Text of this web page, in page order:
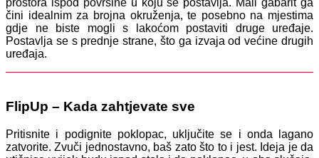
prostora ispod površine u koju se postavlja. Mali gabarit ga
čini idealnim za brojna okruženja, te posebno na mjestima
gdje ne biste mogli s lakoćom postaviti druge uređaje.
Postavlja se s prednje strane, što ga izvaja od većine drugih
uređaja.
FlipUp – Kada zahtjevate sve
Pritisnite i podignite poklopac, uključite se i onda lagano
zatvorite. Zvuči jednostavno, baš zato što to i jest. Ideja je da